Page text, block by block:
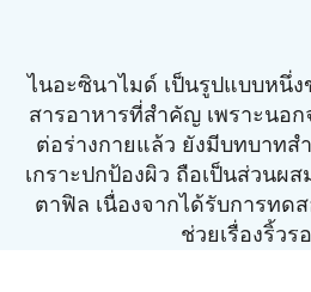
ไนอะซินาไมด์ เป็นรูปแบบหนึ่ง
สารอาหารที่สำคัญ เพราะนอ
ต่อร่างกายแล้ว ยังมีบทบาทส
เกราะปกป้องผิว ถือเป็นส่วน
ตาฟิล เนื่องจากได้รับการท
ช่วยเรื่องริ้วร